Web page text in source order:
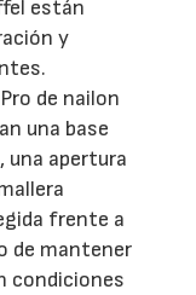
están
y
de nailon
una base
una apertura
frente a
de mantener
condiciones